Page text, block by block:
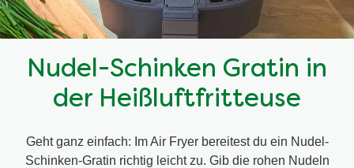
Nudel-Schinken Gratin in
der Heißluftfritteuse
Geht ganz einfach: Im Air Fryer bereitest du ein Nudel-
Schinken-Gratin richtig leicht zu. Gib die rohen Nudeln